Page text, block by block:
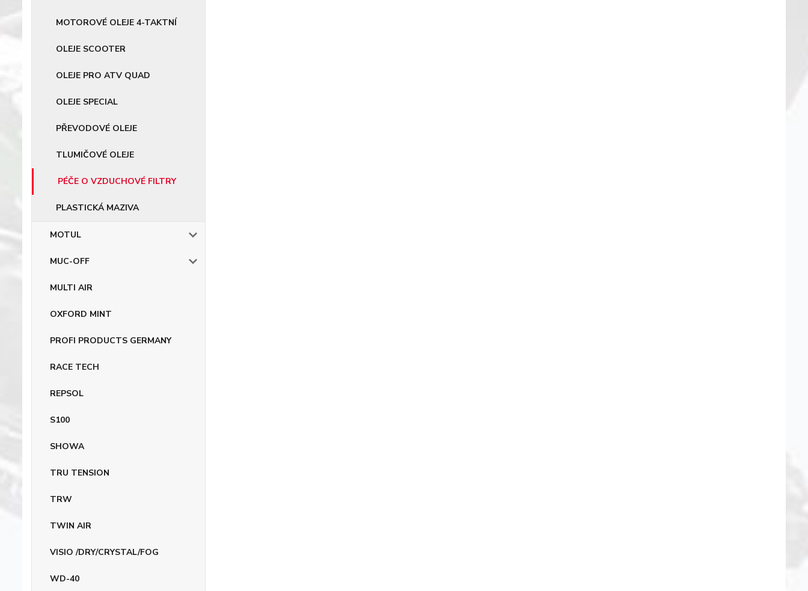
MOTOROVÉ OLEJE 4-TAKTNÍ
OLEJE SCOOTER
OLEJE PRO ATV QUAD
OLEJE SPECIAL
PŘEVODOVÉ OLEJE
TLUMIČOVÉ OLEJE
PÉČE O VZDUCHOVÉ FILTRY
PLASTICKÁ MAZIVA
MOTUL
MUC-OFF
MULTI AIR
OXFORD MINT
PROFI PRODUCTS GERMANY
RACE TECH
REPSOL
S100
SHOWA
TRU TENSION
TRW
TWIN AIR
VISIO /DRY/CRYSTAL/FOG
WD-40